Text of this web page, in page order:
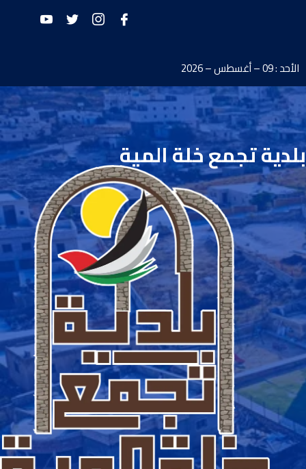
الأحد : 09 – أغسطس – 2026
بلدية تجمع خلة المية